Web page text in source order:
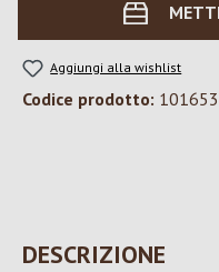
Aggiungi alla wishlist
Codice prodotto: 101653
DESCRIZIONE